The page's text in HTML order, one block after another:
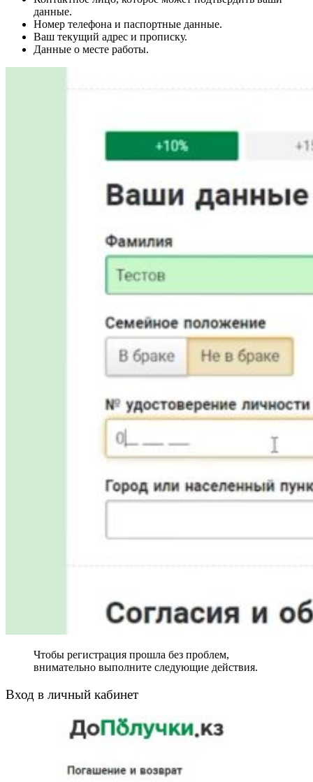
данные.
Номер телефона и паспортные данные.
Ваш текущий адрес и прописку.
Данные о месте работы.
Чтобы регистрация прошла без проблем,
внимательно выполните следующие действия.
Вход в личный кабинет